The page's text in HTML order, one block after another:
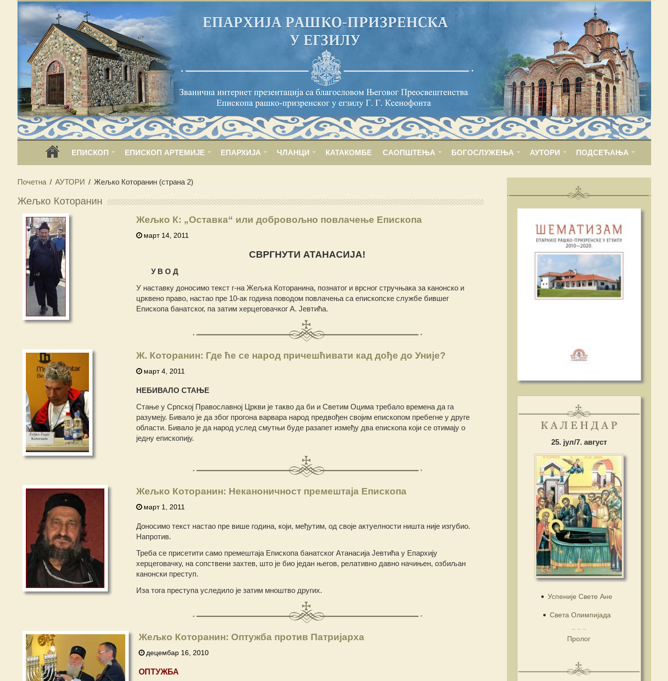
ЕПИСКОП ЕПИСКОП АРТЕМИЈЕ ЕПАРХИЈА ЧЛАНЦИ КАТАКОМБЕ САОПШТЕЊА БОГОСЛУЖЕЊА АУТОРИ ПОДСЕЋАЊА
Почетна / АУТОРИ / Жељко Которанин(страна 2)
Жељко Которанин
Жељко К: „Оставка“ или добровољно повлачење Епископа
март 14, 2011
СВРГНУТИ АТАНАСИЈА!
У В О Д
У наставку доносимо текст г-на Жељка Которанина, познатог и врсног стручњака за канонско и
црквено право, настао пре 10-ак година поводом повлачења са епископске службе бившег
Епископа банатског, па затим херцеговачког А. Јевтића.
Ж. Которанин: Где ће се народ причешћивати кад дође до Уније?
март 4, 2011
НЕБИВАЛО СТАЊЕ
Стање у Српској Православној Цркви је такво да би и Светим Оцима требало времена да га
разумеју. Бивало је да због прогона варвара народ предвођен својим епископом пребегне у друге
области. Бивало је да народ услед смутњи буде разапет између два епископа који се отимају о
једну епископију.
Жељко Которанин: Неканоничност премештаја Епископа
март 1, 2011
Доносимо текст настао пре више година, који, међутим, од своје актуелности ништа није изгубио.
Напротив.
Треба се присетити само премештаја Епископа банатског Атанасија Јевтића у Епархију
херцеговачку, на сопствени захтев, што је био један његов, релативно давно начињен, озбиљан
канонски преступ.
Иза тога преступа уследило је затим мноштво других.
Жељко Которанин: Оптужба против Патријарха
децембар 16, 2010
ОПТУЖБА
25. јул/7. август
Успеније Свете Ане
Света Олимпијада
Пролог